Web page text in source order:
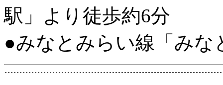
駅」より徒歩約6分
●みなとみらい線「みな